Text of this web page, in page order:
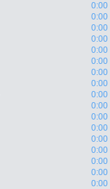
0:00
0:00
0:00
0:00
0:00
0:00
0:00
0:00
0:00
0:00
0:00
0:00
0:00
0:00
0:00
0:00
0:00